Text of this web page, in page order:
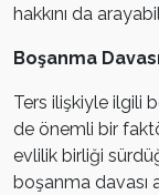
hakkını da
Boşanma
Ters ilişkiyle ilgili
de önemli bir
evlilik birliği
boşanma davası